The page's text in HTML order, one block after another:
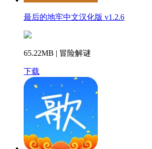
最后的地牢中文汉化版 v1.2.6
65.22MB | 冒险解谜
下载